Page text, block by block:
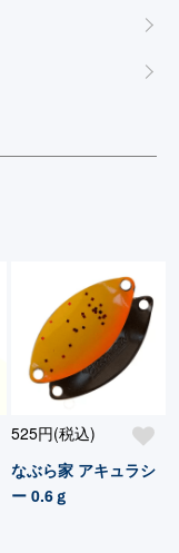
525円(税込)
なぶら家 アキュラシ
ー 0.6ｇ